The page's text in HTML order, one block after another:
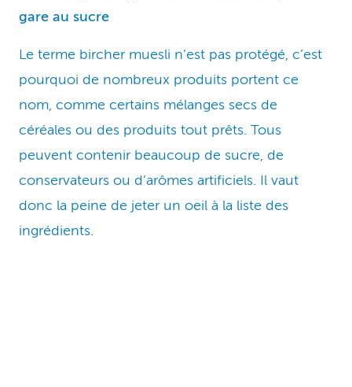
gare au sucre
Le terme bircher muesli n’est pas protégé, c’est
pourquoi de nombreux produits portent ce
nom, comme certains mélanges secs de
céréales ou des produits tout prêts. Tous
peuvent contenir beaucoup de sucre, de
conservateurs ou d’arômes artificiels. Il vaut
donc la peine de jeter un oeil à la liste des
ingrédients.